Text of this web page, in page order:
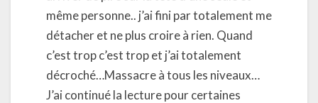
même personne.. j’ai fini par totalement me
détacher et ne plus croire à rien. Quand
c’est trop c’est trop et j’ai totalement
décroché…Massacre à tous les niveaux…
J’ai continué la lecture pour certaines